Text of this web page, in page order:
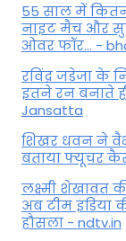
55 साल में
नाइट मैच और
ओवर फॉर... -
रविंद्र जडेजा के
इतने रन बनाते
Jansatta
शिखर धवन ने
बताया फ्यूचर
लक्ष्मी शेखावत
अब टीम इंडिया
हौसला - ndtv.in